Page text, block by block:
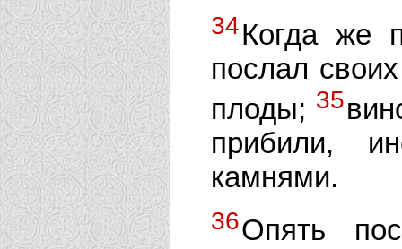
34Когда же
послал
плоды; 35
прибили,
камнями.
36Опять